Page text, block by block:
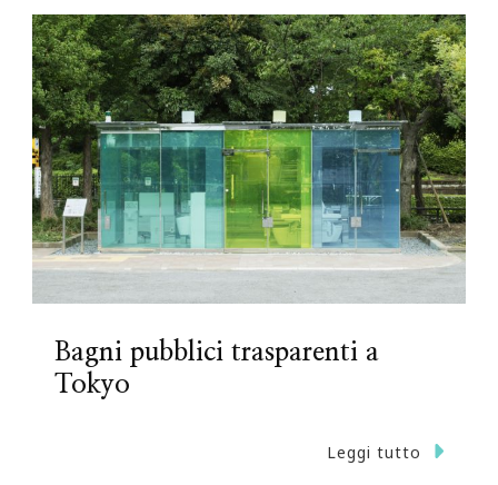
Bagni pubblici trasparenti a
Tokyo
Leggi tutto